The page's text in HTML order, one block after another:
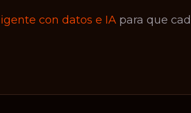
con datos e IApara que